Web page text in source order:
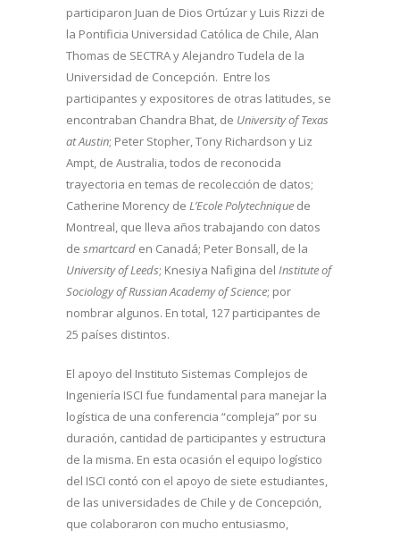
participaron Juan de Dios Ortúzar y Luis Rizzi de
la Pontificia Universidad Católica de Chile, Alan
Thomas de SECTRA y Alejandro Tudela de la
Universidad de Concepción. Entre los
participantes y expositores de otras latitudes, se
encontraban Chandra Bhat, de University of Texas
at Austin; Peter Stopher, Tony Richardson y Liz
Ampt, de Australia, todos de reconocida
trayectoria en temas de recolección de datos;
Catherine Morency de L’Ecole Polytechnique de
Montreal, que lleva años trabajando con datos
de smartcard en Canadá; Peter Bonsall, de la
University of Leeds; Knesiya Nafigina del Institute of
Sociology of Russian Academy of Science; por
nombrar algunos. En total, 127 participantes de
25 países distintos.
El apoyo del Instituto Sistemas Complejos de
Ingeniería ISCI fue fundamental para manejar la
logística de una conferencia “compleja” por su
duración, cantidad de participantes y estructura
de la misma. En esta ocasión el equipo logístico
del ISCI contó con el apoyo de siete estudiantes,
de las universidades de Chile y de Concepción,
que colaboraron con mucho entusiasmo,